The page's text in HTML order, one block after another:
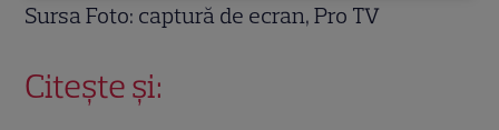
Sursa Foto: captură de ecran, Pro TV
Citește și: